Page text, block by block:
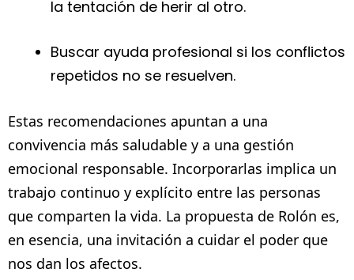
la tentación de herir al otro.
Buscar ayuda profesional si los conflictos
repetidos no se resuelven.
Estas recomendaciones apuntan a una
convivencia más saludable y a una gestión
emocional responsable. Incorporarlas implica un
trabajo continuo y explícito entre las personas
que comparten la vida. La propuesta de Rolón es,
en esencia, una invitación a cuidar el poder que
nos dan los afectos.